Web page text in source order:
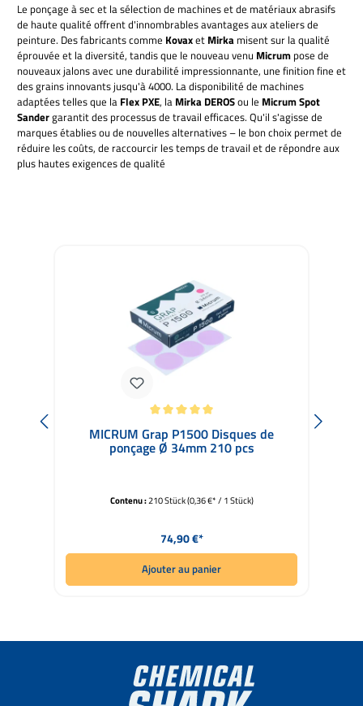
Le ponçage à sec et la sélection de machines et de matériaux abrasifs
de haute qualité offrent d'innombrables avantages aux ateliers de
peinture. Des fabricants comme Kovaxet Mirka misent sur la qualité
éprouvée et la diversité, tandis que le nouveau venu Micrum pose de
nouveaux jalons avec une durabilité impressionnante, une finition fine et
des grains innovants jusqu'à 4000. La disponibilité de machines
adaptées telles que la Flex PXE, la Mirka DEROSou le Micrum Spot
Sandergarantit des processus de travail efficaces. Qu'il s'agisse de
marques établies ou de nouvelles alternatives – le bon choix permet de
réduire les coûts, de raccourcir les temps de travail et de répondre aux
plus hautes exigences de qualité
MICRUM Grap P1500 Disques de
ponçage Ø 34mm 210 pcs
Contenu :210 Stück(0,36 €* / 1 Stück)
Prix régulier :
74,90 €*
Ajouter au panier